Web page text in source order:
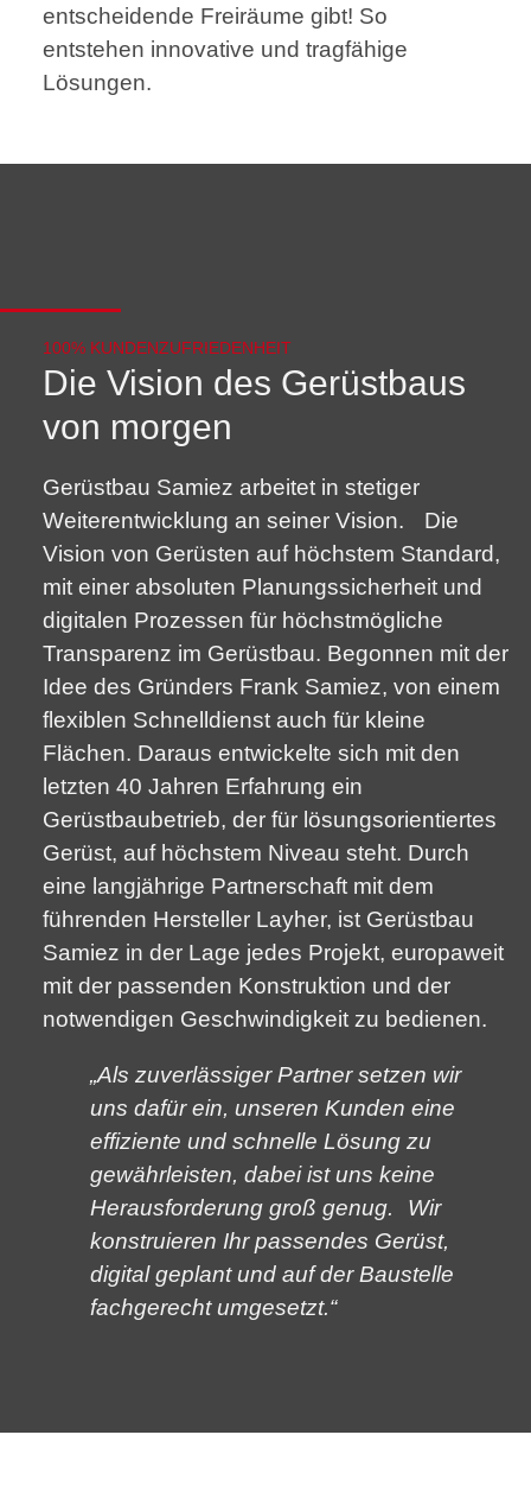
entscheidende Freiräume gibt! So
entstehen innovative und tragfähige
Lösungen.
100% KUNDENZUFRIEDENHEIT
Die Vision des Gerüstbaus
von morgen
Gerüstbau Samiez arbeitet in stetiger
Weiterentwicklung an seiner Vision. Die
Vision von Gerüsten auf höchstem Standard,
mit einer absoluten Planungssicherheit und
digitalen Prozessen für höchstmögliche
Transparenz im Gerüstbau. Begonnen mit der
Idee des Gründers Frank Samiez, von einem
flexiblen Schnelldienst auch für kleine
Flächen. Daraus entwickelte sich mit den
letzten 40 Jahren Erfahrung ein
Gerüstbaubetrieb, der für lösungsorientiertes
Gerüst, auf höchstem Niveau steht. Durch
eine langjährige Partnerschaft mit dem
führenden Hersteller Layher, ist Gerüstbau
Samiez in der Lage jedes Projekt, europaweit
mit der passenden Konstruktion und der
notwendigen Geschwindigkeit zu bedienen.
„Als zuverlässiger Partner setzen wir
uns dafür ein, unseren Kunden eine
effiziente und schnelle Lösung zu
gewährleisten, dabei ist uns keine
Herausforderung groß genug. Wir
konstruieren Ihr passendes Gerüst,
digital geplant und auf der Baustelle
fachgerecht umgesetzt.“